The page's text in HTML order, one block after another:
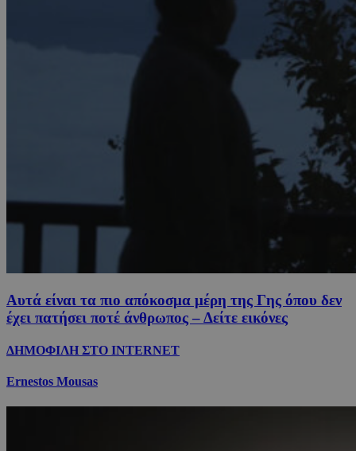
Αυτά είναι τα πιο απόκοσμα μέρη της Γης όπου δεν
έχει πατήσει ποτέ άνθρωπος – Δείτε εικόνες
ΔΗΜΟΦΙΛΗ ΣΤΟ INTERNET
Ernestos Mousas